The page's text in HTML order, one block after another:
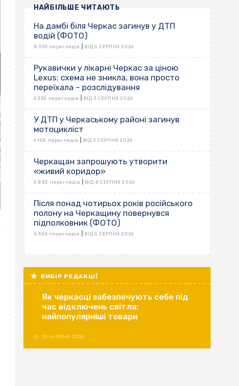
НАЙБІЛЬШЕ ЧИТАЮТЬ
На дамбі біля Черкас загинув у ДТП
водій (ФОТО)
8 309 переглядів ВІД 5 СЕРПНЯ 2026
Рукавички у лікарні Черкас за ціною
Lexus: схема не зникла, вона просто
переїхала – розслідування
6 338 переглядів ВІД 3 СЕРПНЯ 2026
У ДТП у Черкаському районі загинув
мотоцикліст
6 158 переглядів ВІД 3 СЕРПНЯ 2026
Черкащан запрошують утворити
«живий коридор»
5 882 переглядів ВІД 4 СЕРПНЯ 2026
Після понад чотирьох років російського
полону на Черкащину повернувся
підполковник (ФОТО)
4 304 переглядів ВІД 5 СЕРПНЯ 2026
ВИБІР РЕДАКЦІЇ
Як черкасці забезпечують себе під
час відключень світла:
найпопулярніші товари
29 ЧЕРВНЯ 2026